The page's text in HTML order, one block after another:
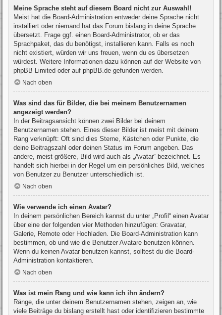
Meine Sprache steht auf diesem Board nicht zur Auswahl!
Meist hat die Board-Administration entweder deine Sprache nicht
installiert oder niemand hat das Forum bislang in deine Sprache
übersetzt. Frage ggf. einen Board-Administrator, ob er das
Sprachpaket, das du benötigst, installieren kann. Falls es noch
nicht existiert, würden wir uns freuen, wenn du es übersetzen
würdest. Weitere Informationen dazu können auf der Website von
phpBB Limited oder auf phpBB.de gefunden werden.
Nach oben
Was sind das für Bilder, die bei meinem Benutzernamen
angezeigt werden?
In der Beitragsansicht können zwei Bilder bei deinem
Benutzernamen stehen. Eines dieser Bilder ist meist mit deinem
Rang verknüpft: Oft sind dies Sterne, Kästchen oder Punkte, die
deine Beitragszahl oder deinen Status im Forum angeben. Das
andere, meist größere, Bild wird auch als „Avatar“ bezeichnet. Es
handelt sich hierbei in der Regel um ein persönliches Bild, welches
von Benutzer zu Benutzer unterschiedlich ist.
Nach oben
Wie verwende ich einen Avatar?
In deinem persönlichen Bereich kannst du unter „Profil“ einen Avatar
über eine der folgenden vier Methoden hinzufügen: Gravatar,
Galerie, Remote oder Hochladen. Die Board-Administration kann
bestimmen, ob und wie die Benutzer Avatare benutzen können.
Wenn du keinen Avatar benutzen kannst, solltest du die Board-
Administration kontaktieren.
Nach oben
Was ist mein Rang und wie kann ich ihn ändern?
Ränge, die unter deinem Benutzernamen stehen, zeigen an, wie
viele Beiträge du bislang erstellt hast oder identifizieren bestimmte